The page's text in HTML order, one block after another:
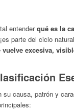
entenderqué es la
parte del ciclo
excesiva,
causa, patrón y